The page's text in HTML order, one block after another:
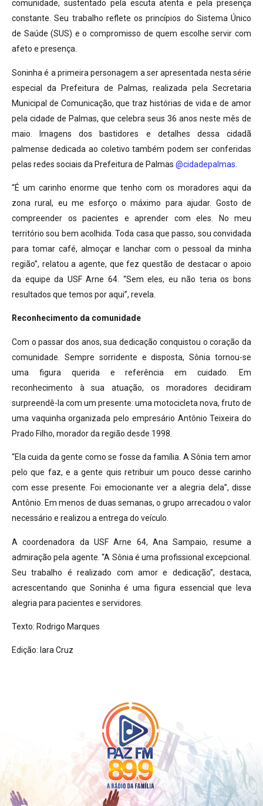
comunidade, sustentado pela escuta atenta e pela presença
constante. Seu trabalho reflete os princípios do Sistema Único
de Saúde (SUS) e o compromisso de quem escolhe servir com
afeto e presença.
Soninha é a primeira personagem a ser apresentada nesta série
especial da Prefeitura de Palmas, realizada pela Secretaria
Municipal de Comunicação, que traz histórias de vida e de amor
pela cidade de Palmas, que celebra seus 36 anos neste mês de
maio. Imagens dos bastidores e detalhes dessa cidadã
palmense dedicada ao coletivo também podem ser conferidas
pelas redes sociais da Prefeitura de Palmas @cidadepalmas
“É um carinho enorme que tenho com os moradores aqui da
zona rural, eu me esforço o máximo para ajudar. Gosto de
compreender os pacientes e aprender com eles. No meu
território sou bem acolhida. Toda casa que passo, sou convidada
para tomar café, almoçar e lanchar com o pessoal da minha
região”, relatou a agente, que fez questão de destacar o apoio
da equipe da USF Arne 64. “Sem eles, eu não teria os bons
resultados que temos por aqui”, revela.
Reconhecimento da comunidade
Com o passar dos anos, sua dedicação conquistou o coração da
comunidade. Sempre sorridente e disposta, Sônia tornou-se
uma figura querida e referência em cuidado. Em
reconhecimento à sua atuação, os moradores decidiram
surpreendê-la com um presente: uma motocicleta nova, fruto de
uma vaquinha organizada pelo empresário Antônio Teixeira do
Prado Filho, morador da região desde 1998.
“Ela cuida da gente como se fosse da família. A Sônia tem amor
pelo que faz, e a gente quis retribuir um pouco desse carinho
com esse presente. Foi emocionante ver a alegria dela”, disse
Antônio. Em menos de duas semanas, o grupo arrecadou o valor
necessário e realizou a entrega do veículo.
A coordenadora da USF Arne 64, Ana Sampaio, resume a
admiração pela agente. “A Sônia é uma profissional excepcional.
Seu trabalho é realizado com amor e dedicação”, destaca,
acrescentando que Soninha é uma figura essencial que leva
alegria para pacientes e servidores.
Texto: Rodrigo Marques
Edição: Iara Cruz